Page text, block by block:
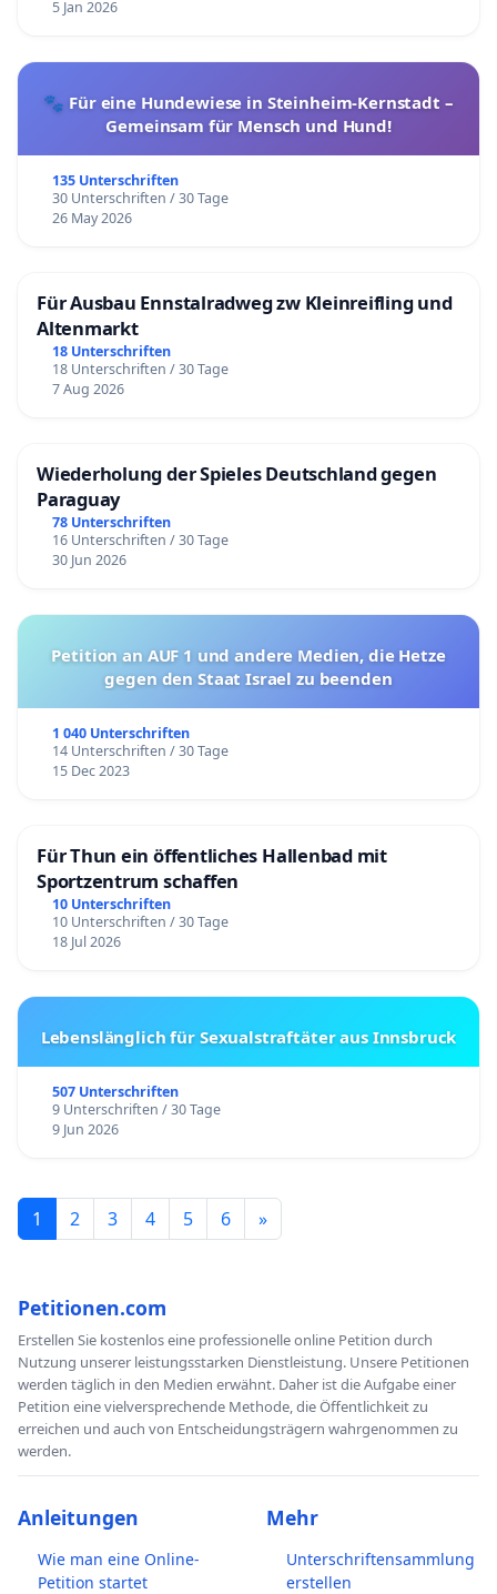
5 Jan 2026
🐾 Für eine Hundewiese in Steinheim-Kernstadt –
Gemeinsam für Mensch und Hund!
135 Unterschriften
30 Unterschriften / 30 Tage
26 May 2026
Für Ausbau Ennstalradweg zw Kleinreifling und
Altenmarkt
18 Unterschriften
18 Unterschriften / 30 Tage
7 Aug 2026
Wiederholung der Spieles Deutschland gegen
Paraguay
78 Unterschriften
16 Unterschriften / 30 Tage
30 Jun 2026
Petition an AUF 1 und andere Medien, die Hetze
gegen den Staat Israel zu beenden
1 040 Unterschriften
14 Unterschriften / 30 Tage
15 Dec 2023
Für Thun ein öffentliches Hallenbad mit
Sportzentrum schaffen
10 Unterschriften
10 Unterschriften / 30 Tage
18 Jul 2026
Lebenslänglich für Sexualstraftäter aus Innsbruck
507 Unterschriften
9 Unterschriften / 30 Tage
9 Jun 2026
1 2 3 4 5 6 »
Petitionen.com
Erstellen Sie kostenlos eine professionelle online Petition durch
Nutzung unserer leistungsstarken Dienstleistung. Unsere Petitionen
werden täglich in den Medien erwähnt. Daher ist die Aufgabe einer
Petition eine vielversprechende Methode, die Öffentlichkeit zu
erreichen und auch von Entscheidungsträgern wahrgenommen zu
werden.
Anleitungen
Wie man eine Online-
Petition startet
Mehr
Unterschriftensammlung
erstellen